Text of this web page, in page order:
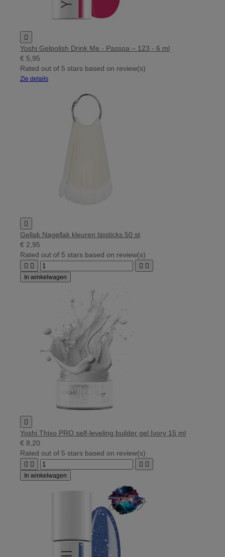

Yoshi Gelpolish Drink Me - Passoa – 123 - 6 ml
€ 5,95
Rated out of 5 stars based on review(s)
Zie details

Gellak Nagellak kleuren tipsticks 50 st
€ 2,95
Rated out of 5 stars based on review(s)
   
In winkelwagen

Yoshi Thixo PRO self-leveling builder gel Ivory 15 ml
€ 8,20
Rated out of 5 stars based on review(s)
   
In winkelwagen